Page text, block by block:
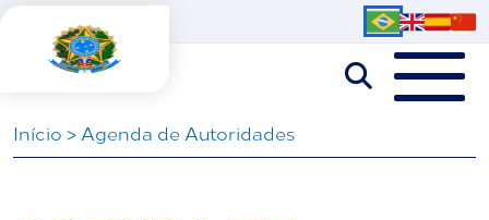
Iní­cio > Agenda de Autoridades